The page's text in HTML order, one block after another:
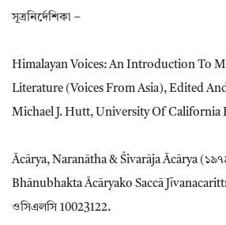
সূত্রনির্দেশিকা –
Himalayan Voices: An Introduction To
Literature (Voices From Asia), Edited
Michael J. Hutt, University Of California
Ācārya, Naranātha & Śivarāja Ācārya
Bhānubhakta Ācāryako Saccā
ওসিএলসি 10023122.